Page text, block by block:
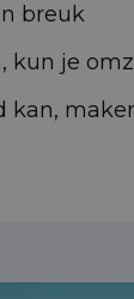
breuk
kun je
kan,